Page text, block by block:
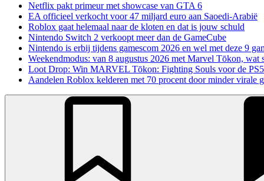
Netflix pakt primeur met showcase van GTA 6
EA officieel verkocht voor 47 miljard euro aan Saoedi-Arabië
Roblox gaat helemaal naar de kloten en dat is jouw schuld
Nintendo Switch 2 verkoopt meer dan de GameCube
Nintendo is erbij tijdens gamescom 2026 en wel met deze 9
Weekendmodus: van 8 augustus 2026 met Marvel Tōkon, wat
Loot Drop: Win MARVEL Tōkon: Fighting Souls voor de PS5
Aandelen Roblox kelderen met 70 procent door minder virale